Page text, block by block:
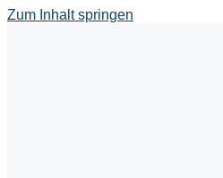
Zum Inhalt springen